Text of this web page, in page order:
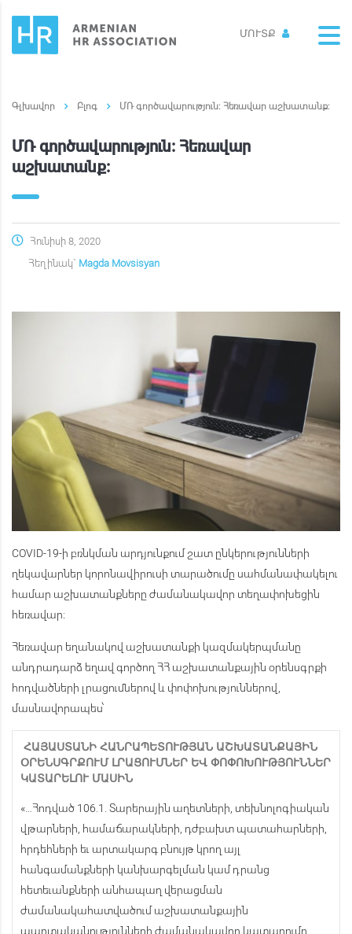
ՄՈՒՏՔ
Բլոգ ՄՌ գործավարություն: Հեռավար աշխատանք:
ՄՌ գործավարություն: Հեռավար
աշխատանք:
Հունիսի 8, 2020
Հեղինակ` Magda Movsisyan
COVID-19-ի բռնկման արդյունքում շատ ընկերությունների
ղեկավարներ կորոնավիրուսի տարածումը սահմանափակելու
համար աշխատանքները ժամանակավոր տեղափոխեցին
հեռավար։
Հեռավար եղանակով աշխատանքի կազմակերպմանը
անդրադարձ եղավ գործող ՀՀ աշխատանքային օրենսգրքի
հոդվածների լրացումներով և փոփոխություններով,
մասնավորապես՝
ՀԱՅԱՍՏԱՆԻ ՀԱՆՐԱՊԵՏՈՒԹՅԱՆ ԱՇԽԱՏԱՆՔԱՅԻՆ
ՕՐԵՆՍԳՐՔՈՒՄ ԼՐԱՑՈՒՄՆԵՐ ԵՎ ՓՈՓՈԽՈՒԹՅՈՒՆՆԵՐ
ԿԱՏԱՐԵԼՈՒ ՄԱՍԻՆ
«…Հոդված 106.1. Տարերային աղետների, տեխնոլոգիական
վթարների, համաճարակների, դժբախտ պատահարների,
հրդեհների եւ արտակարգ բնույթ կրող այլ
հանգամանքների կանխարգելման կամ դրանց
հետեւանքների անհապաղ վերացման
ժամանակահատվածում աշխատանքային
պարտականությունների ժամանակավոր կատարումը